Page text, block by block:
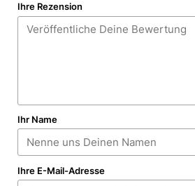
Ihre Rezension
Ihr Name
Ihre E-Mail-Adresse